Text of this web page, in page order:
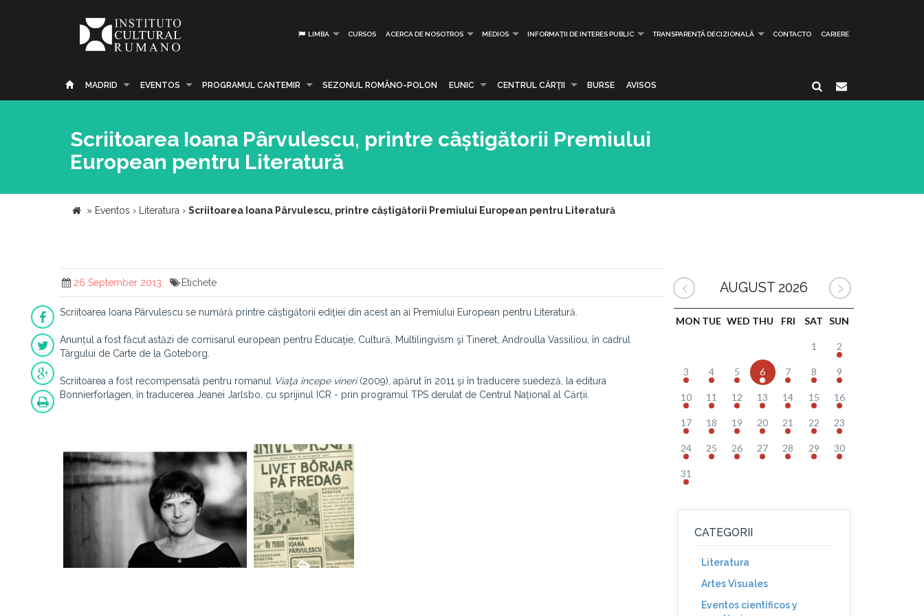
LIMBA CURSOS ACERCA DE NOSOTROS MEDIOS INFORMAȚII DE INTERES PUBLIC TRANSPARENȚĂ DECIZIONALĂ CONTACTO CARIERE
MADRID EVENTOS PROGRAMUL CANTEMIR SEZONUL ROMÂNO-POLON EUNIC CENTRUL CĂRŢII BURSE AVISOS
Scriitoarea Ioana Pârvulescu, printre câștigătorii Premiului
European pentru Literatură
» Eventos › Literatura › Scriitoarea Ioana Pârvulescu, printre câștigătorii Premiului European pentru Literatură
26 September 2013 Etichete
Scriitoarea Ioana Pârvulescu se numără printre câștigătorii ediţiei din acest an ai Premiului European pentru Literatură.
Anunțul a fost făcut astăzi de comisarul european pentru Educaţie, Cultură, Multilingvism şi Tineret, Androulla Vassiliou, în cadrul
Târgului de Carte de la Goteborg.
Scriitoarea a fost recompensată pentru romanul Viaţa începe vineri(2009), apărut în 2011 şi în traducere suedeză, la editura
Bonnierforlagen, în traducerea Jeanei Jarlsbo, cu sprijinul ICR - prin programul TPS derulat de Centrul Național al Cărții.
AUGUST 2026
MON TUE WED THU FRI SAT SUN
1 2
3 4 5 6 7 8 9
10 11 12 13 14 15 16
17 18 19 20 21 22 23
24 25 26 27 28 29 30
31
CATEGORII
Literatura
Artes Visuales
Eventos científicos y